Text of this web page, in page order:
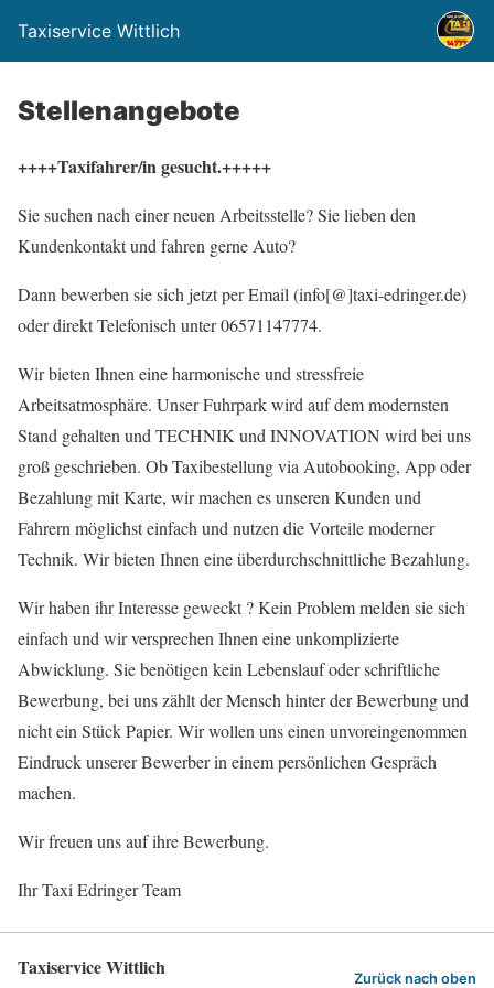
Taxiservice Wittlich
Stellenangebote
++++Taxifahrer/in gesucht.+++++
Sie suchen nach einer neuen Arbeitsstelle? Sie lieben den
Kundenkontakt und fahren gerne Auto?
Dann bewerben sie sich jetzt per Email (info[@]taxi-edringer.de)
oder direkt Telefonisch unter 06571147774.
Wir bieten Ihnen eine harmonische und stressfreie
Arbeitsatmosphäre. Unser Fuhrpark wird auf dem modernsten
Stand gehalten und TECHNIK und INNOVATION wird bei uns
groß geschrieben. Ob Taxibestellung via Autobooking, App oder
Bezahlung mit Karte, wir machen es unseren Kunden und
Fahrern möglichst einfach und nutzen die Vorteile moderner
Technik. Wir bieten Ihnen eine überdurchschnittliche Bezahlung.
Wir haben ihr Interesse geweckt ? Kein Problem melden sie sich
einfach und wir versprechen Ihnen eine unkomplizierte
Abwicklung. Sie benötigen kein Lebenslauf oder schriftliche
Bewerbung, bei uns zählt der Mensch hinter der Bewerbung und
nicht ein Stück Papier. Wir wollen uns einen unvoreingenommen
Eindruck unserer Bewerber in einem persönlichen Gespräch
machen.
Wir freuen uns auf ihre Bewerbung.
Ihr Taxi Edringer Team
Taxiservice Wittlich Zurück nach oben